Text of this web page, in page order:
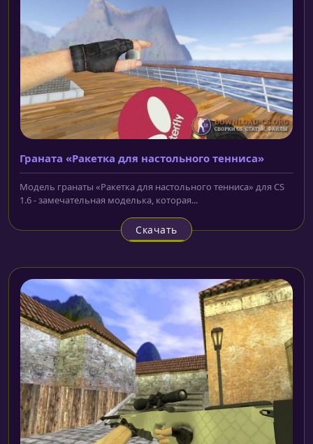
Граната «Ракетка для настольного тенниса»
Модель гранаты «Ракетка для настольного тенниса» для CS
1.6 - замечательная моделька, которая...
Скачать